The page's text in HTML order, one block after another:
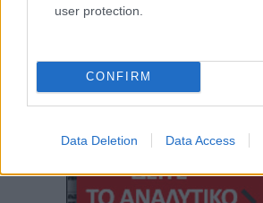
user protection.
CONFIRM
Data Deletion Data Access